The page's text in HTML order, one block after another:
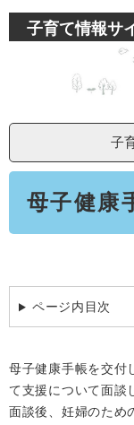
学ぶ・楽
電子掲示板
こどもの権
こどもの
入札・プ
事業者向
支援（企
那珂川市
移住・定住
引っ越し
電子掲示板
観光
子育て情報サ
子
母子健康
ページ内目次
母子健康手帳を交付
て支援について面談
面談後、妊婦のため